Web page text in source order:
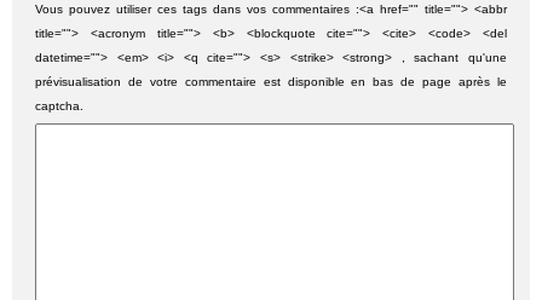
Vous pouvez utiliser ces tags dans vos commentaires :<a href="" title=""> <abbr
title=""> <acronym title=""> <b> <blockquote cite=""> <cite> <code> <del
datetime=""> <em> <i> <q cite=""> <s> <strike> <strong> , sachant qu'une
prévisualisation de votre commentaire est disponible en bas de page après le
captcha.